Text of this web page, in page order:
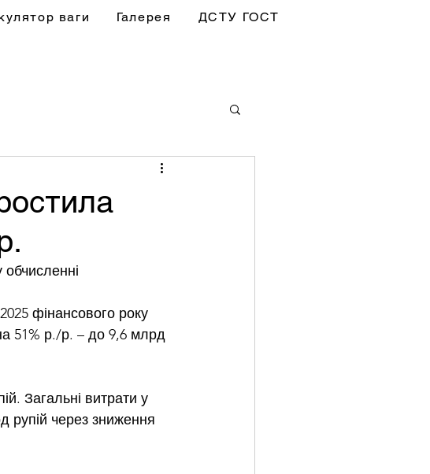
ваги Галерея ДСТУ ГОСТ
фінансового року
51% р./р. – до 9,6 млрд
Загальні витрати у
рупій через зниження